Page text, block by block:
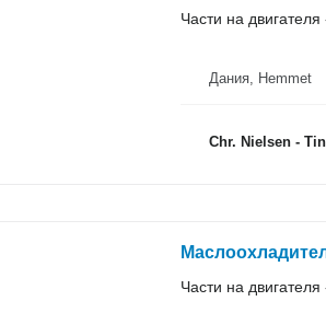
Части на двигателя
Дания, Hemmet
Chr. Nielsen -
Части на